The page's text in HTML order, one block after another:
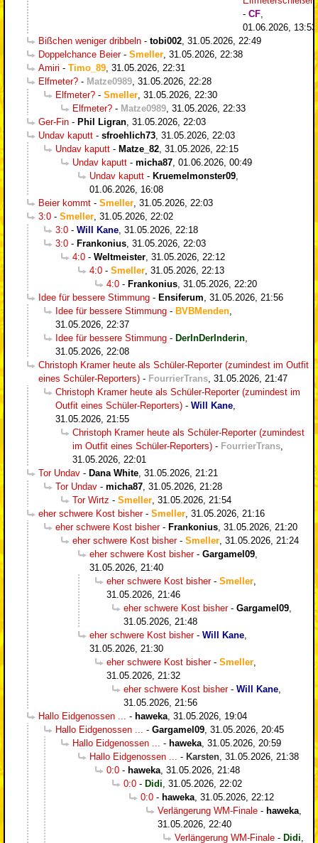
- CF,
01.06.2026, 13:53
Bißchen weniger dribbeln - tobi002, 31.05.2026, 22:49
Doppelchance Beier- Smeller, 31.05.2026, 22:38
Amiri - Timo_89, 31.05.2026, 22:31
Elfmeter? - Matze0989, 31.05.2026, 22:28
Elfmeter? - Smeller, 31.05.2026, 22:30
Elfmeter? - Matze0989, 31.05.2026, 22:33
Ger-Fin - Phil Ligran, 31.05.2026, 22:03
Undav kaputt - sfroehlich73, 31.05.2026, 22:03
Undav kaputt - Matze_82, 31.05.2026, 22:15
Undav kaputt - micha87, 01.06.2026, 00:49
Undav kaputt - Kruemelmonster09,
01.06.2026, 16:08
Beier kommt - Smeller, 31.05.2026, 22:03
3:0 - Smeller, 31.05.2026, 22:02
3:0 - Will Kane, 31.05.2026, 22:18
3:0 - Frankonius, 31.05.2026, 22:03
4:0 - Weltmeister, 31.05.2026, 22:12
4:0 - Smeller, 31.05.2026, 22:13
4:0 - Frankonius, 31.05.2026, 22:20
Idee für bessere Stimmung - Ensiferum, 31.05.2026, 21:56
Idee für bessere Stimmung - BVBMenden,
31.05.2026, 22:37
Idee für bessere Stimmung - DerInDerInderin,
31.05.2026, 22:08
Christoph Kramer heute als Schüler-Reporter (zumindest im Outfit
eines Schüler-Reporters) - FourrierTrans, 31.05.2026, 21:47
Christoph Kramer heute als Schüler-Reporter (zumindest im
Outfit eines Schüler-Reporters) - Will Kane,
31.05.2026, 21:55
Christoph Kramer heute als Schüler-Reporter (zumindest
im Outfit eines Schüler-Reporters) - FourrierTrans,
31.05.2026, 22:01
Tor Undav - Dana White, 31.05.2026, 21:21
Tor Undav - micha87, 31.05.2026, 21:28
Tor Wirtz - Smeller, 31.05.2026, 21:54
eher schwere Kost bisher- Smeller, 31.05.2026, 21:16
eher schwere Kost bisher- Frankonius, 31.05.2026, 21:20
eher schwere Kost bisher- Smeller, 31.05.2026, 21:24
eher schwere Kost bisher- Gargamel09,
31.05.2026, 21:40
eher schwere Kost bisher- Smeller,
31.05.2026, 21:46
eher schwere Kost bisher- Gargamel09,
31.05.2026, 21:48
eher schwere Kost bisher- Will Kane,
31.05.2026, 21:30
eher schwere Kost bisher- Smeller,
31.05.2026, 21:32
eher schwere Kost bisher- Will Kane,
31.05.2026, 21:56
Hallo Eidgenossen ... - haweka, 31.05.2026, 19:04
Hallo Eidgenossen ... - Gargamel09, 31.05.2026, 20:45
Hallo Eidgenossen ... - haweka, 31.05.2026, 20:59
Hallo Eidgenossen ... - Karsten, 31.05.2026, 21:38
0:0 - haweka, 31.05.2026, 21:48
0:0 - Didi, 31.05.2026, 22:02
0:0 - haweka, 31.05.2026, 22:12
Verlängerung WM-Finale - haweka,
31.05.2026, 22:40
Verlängerung WM-Finale - Didi,